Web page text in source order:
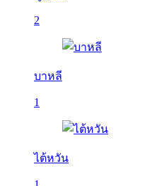
2
บาหลี
1
ไต้หวัน